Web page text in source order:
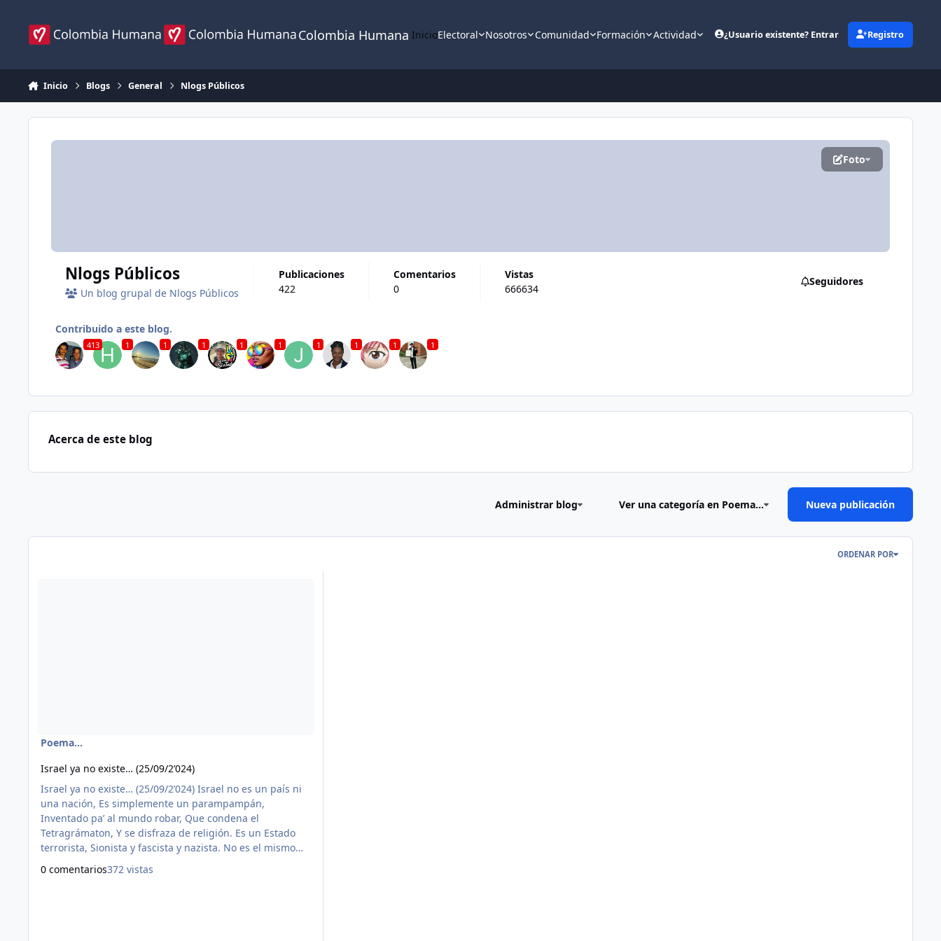
Colombia Humana InicioElectoral Nosotros Comunidad Formación Actividad ¿Usuario existente? Entrar Registro
(opens in new tab)
Inicio Blogs General Nlogs Públicos
Foto
Nlogs Públicos
Un blog grupal de Nlogs Públicos
publicaciones
422
comentarios
0
vistas
666634
Seguidores
Contribuido a este blog.
413 1 1 1 1 1 1 1 1 1
Acerca de este blog
Administrar blog Ver una categoría en Poema... Nueva publicación
Publicaciones en este Blog
ORDENAR POR
Poema...
Israel ya no existe… (25/09/2’024)
Israel ya no existe… (25/09/2’024) Israel no es un país ni
una nación, Es simplemente un parampampán,
Inventado pa’ al mundo robar, Que condena el
Tetragrámaton, Y se disfraza de religión. Es un Estado
terrorista, Sionista y fascista y nazista. No es el mismo
israelíes y no israelitas. Israel es asunto celestial, Israel
0 comentarios372 vistas